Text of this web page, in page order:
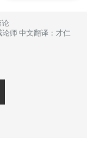
论
论师 中文翻译：才仁